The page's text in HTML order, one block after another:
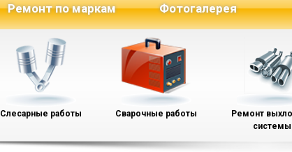
Ремонт по маркам Фотогалерея
Слесарные работы Сварочные работы
Ремонт
системы